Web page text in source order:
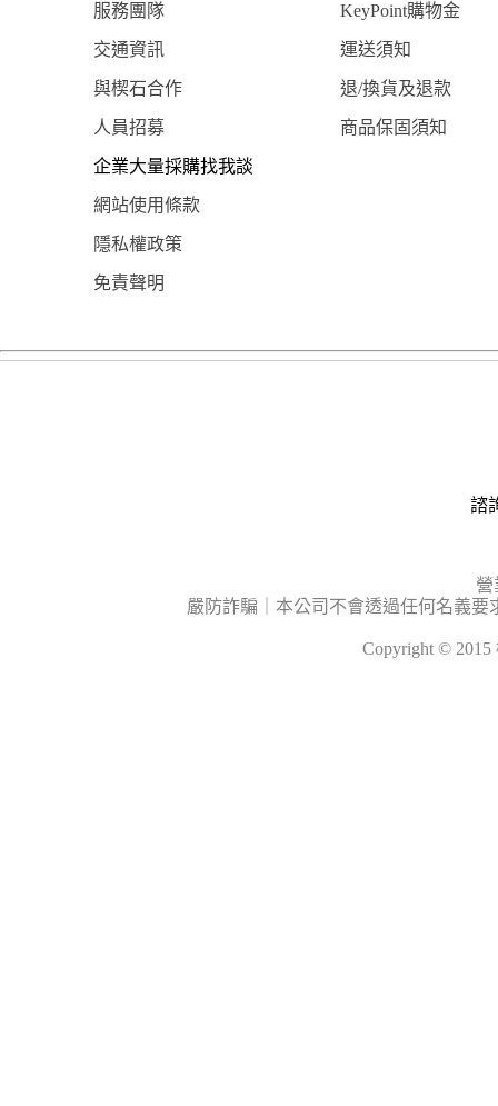
服務團隊 KeyPoint購物金
交通資訊 運送須知
與楔石合作 退/換貨及退款
人員招募 商品保固須知
企業大量採購找我談
網站使用條款
隱私權政策
免責聲明
諮
營
嚴防詐騙｜本公司不會透過任何名義
Copyright ©